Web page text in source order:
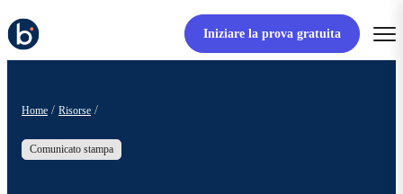
Iniziare la prova gratuita
Home Risorse
Comunicato stampa